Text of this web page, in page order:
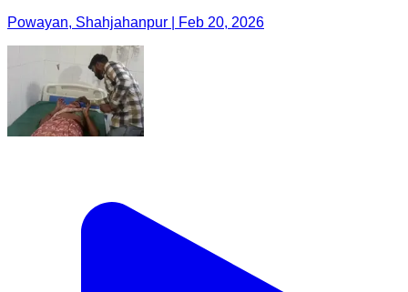
Powayan, Shahjahanpur | Feb 20, 2026